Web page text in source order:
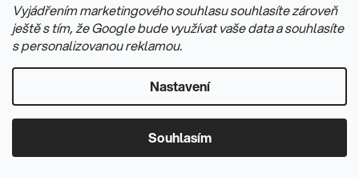
Vyjádřením marketingového souhlasu souhlasíte zároveň
ještě s tím, že Google bude využívat vaše data a souhlasíte
s personalizovanou reklamou.
Nastavení
Souhlasím
Náhrdelník Brosway
Symphonia s krystalem
(1 ks)
Perfect BPC16